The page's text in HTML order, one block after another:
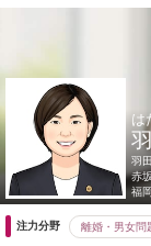
は
羽
赤
福
注力分野 離婚・男女問